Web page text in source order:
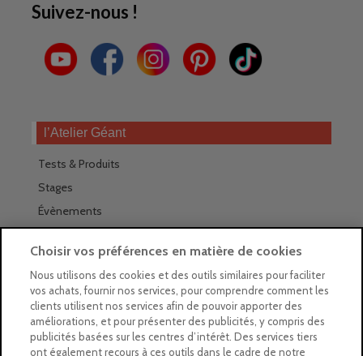
Suivez-nous !
l’Atelier Géant
Tests & Produits
Stages
Évènements
Trouver nos magasins
La newsletter des magasins
Feuilleter le Guide
Choisir vos préférences en matière de cookies
Nous utilisons des cookies et des outils similaires pour faciliter
vos achats, fournir nos services, pour comprendre comment les
clients utilisent nos services afin de pouvoir apporter des
améliorations, et pour présenter des publicités, y compris des
publicités basées sur les centres d’intérêt. Des services tiers
ont également recours à ces outils dans le cadre de notre